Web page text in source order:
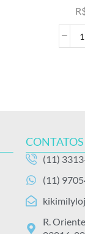
CONTATOS
(11)
(11)
R.